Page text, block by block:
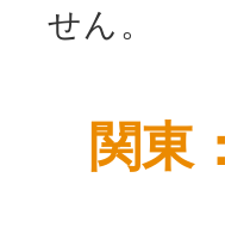
せん。
関東